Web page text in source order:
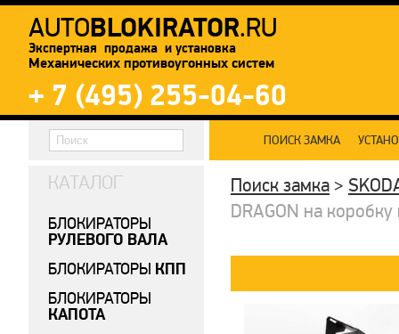
AUTOBLOKIRATOR.RU
Экспертная продажа и установка
Механических противоугонных систем
+ 7 (495) 255-04-60
ПОИСК ЗАМКА
Поиск замка >
DRAGON на
КАТАЛОГ
БЛОКИРАТОРЫ
РУЛЕВОГО ВАЛА
БЛОКИРАТОРЫ КПП
БЛОКИРАТОРЫ
КАПОТА